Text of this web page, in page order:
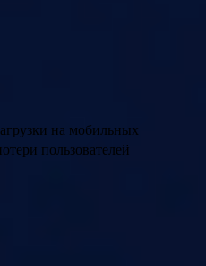
на мобильных
пользователей